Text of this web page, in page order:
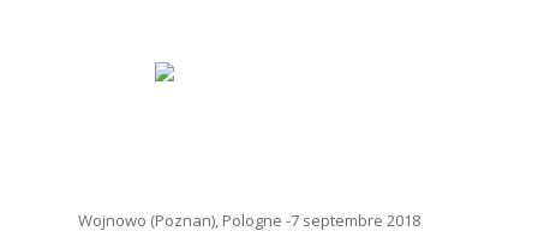
Wojnowo (Poznan), Pologne -7 septembre 2018